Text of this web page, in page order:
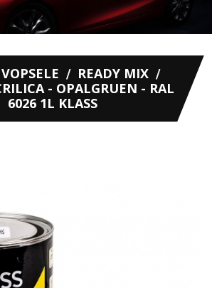
VOPSELE
READY MIX
- OPALGRUEN - RAL
6026 1L KLASS